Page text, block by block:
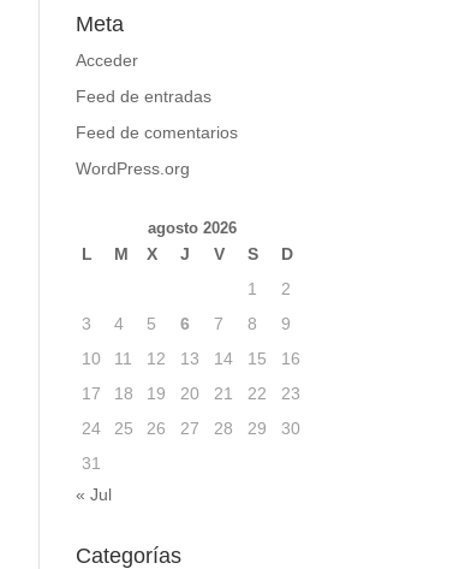
Meta
Acceder
Feed de entradas
Feed de comentarios
WordPress.org
agosto 2026
L M X J V S
D
1
2
3
4 5 6 7 8
9
10
11 12 13 14 15
16
17
18 19 20 21 22
23
24
25 26 27 28 29
30
31
« Jul
Categorías